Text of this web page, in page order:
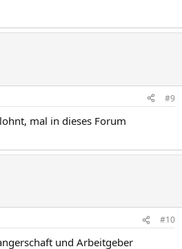
#9
mal in dieses Forum
#10
und Arbeitgeber